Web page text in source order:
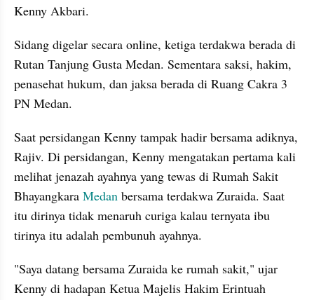
Kenny Akbari.
Sidang digelar secara online, ketiga terdakwa berada di
Rutan Tanjung Gusta Medan. Sementara saksi, hakim,
penasehat hukum, dan jaksa berada di Ruang Cakra 3
PN Medan.
Saat persidangan Kenny tampak hadir bersama adiknya,
Rajiv. Di persidangan, Kenny mengatakan pertama kali
melihat jenazah ayahnya yang tewas di Rumah Sakit
Bhayangkara Medan bersama terdakwa Zuraida. Saat
itu dirinya tidak menaruh curiga kalau ternyata ibu
tirinya itu adalah pembunuh ayahnya.
"Saya datang bersama Zuraida ke rumah sakit," ujar
Kenny di hadapan Ketua Majelis Hakim Erintuah